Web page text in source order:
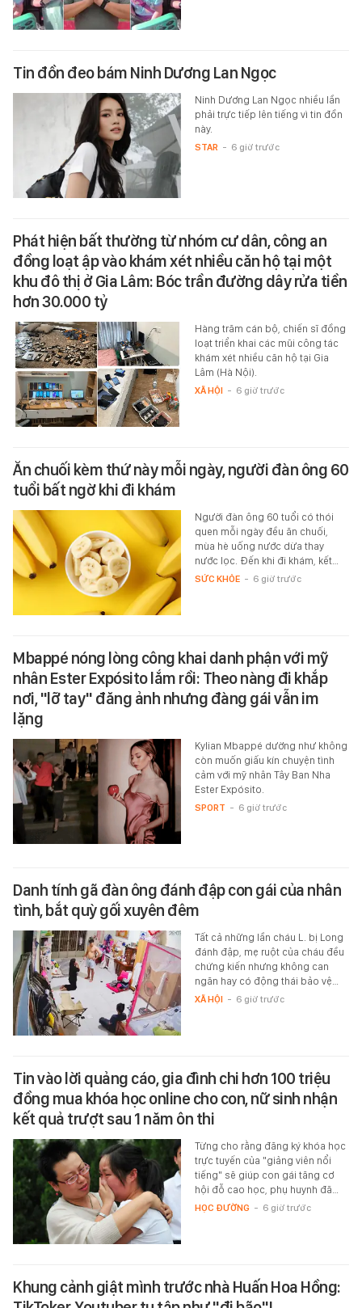
Tin đồn đeo bám Ninh Dương Lan Ngọc
Ninh Dương Lan Ngọc nhiều lần
phải trực tiếp lên tiếng vì tin đồn
này.
STAR - 6 giờ trước
Phát hiện bất thường từ nhóm cư dân, công an
đồng loạt ập vào khám xét nhiều căn hộ tại một
khu đô thị ở Gia Lâm: Bóc trần đường dây rửa tiền
hơn 30.000 tỷ
Hàng trăm cán bộ, chiến sĩ đồng
loạt triển khai các mũi công tác
khám xét nhiều căn hộ tại Gia
Lâm (Hà Nội).
XÃ HỘI - 6 giờ trước
Ăn chuối kèm thứ này mỗi ngày, người đàn ông 60
tuổi bất ngờ khi đi khám
Người đàn ông 60 tuổi có thói
quen mỗi ngày đều ăn chuối,
mùa hè uống nước dừa thay
nước lọc. Đến khi đi khám, kết…
SỨC KHỎE - 6 giờ trước
Mbappé nóng lòng công khai danh phận với mỹ
nhân Ester Expósito lắm rồi: Theo nàng đi khắp
nơi, "lỡ tay" đăng ảnh nhưng đàng gái vẫn im
lặng
Kylian Mbappé dường như không
còn muốn giấu kín chuyện tình
cảm với mỹ nhân Tây Ban Nha
Ester Expósito.
SPORT - 6 giờ trước
Danh tính gã đàn ông đánh đập con gái của nhân
tình, bắt quỳ gối xuyên đêm
Tất cả những lần cháu L. bị Long
đánh đập, mẹ ruột của cháu đều
chứng kiến nhưng không can
ngăn hay có động thái bảo vệ…
XÃ HỘI - 6 giờ trước
Tin vào lời quảng cáo, gia đình chi hơn 100 triệu
đồng mua khóa học online cho con, nữ sinh nhận
kết quả trượt sau 1 năm ôn thi
Từng cho rằng đăng ký khóa học
trực tuyến của "giảng viên nổi
tiếng" sẽ giúp con gái tăng cơ
hội đỗ cao học, phụ huynh đã…
HỌC ĐƯỜNG - 6 giờ trước
Khung cảnh giật mình trước nhà Huấn Hoa Hồng: